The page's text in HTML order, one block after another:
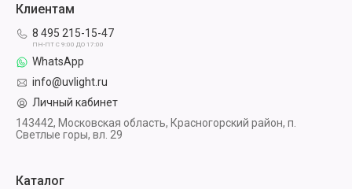
Клиентам
8 495 215-15-47
ПН-ПТ С 9:00 ДО 17:00
WhatsApp
info@uvlight.ru
Личный кабинет
143442, Московская область, Красногорский район, п.
Светлые горы, вл. 29
Каталог